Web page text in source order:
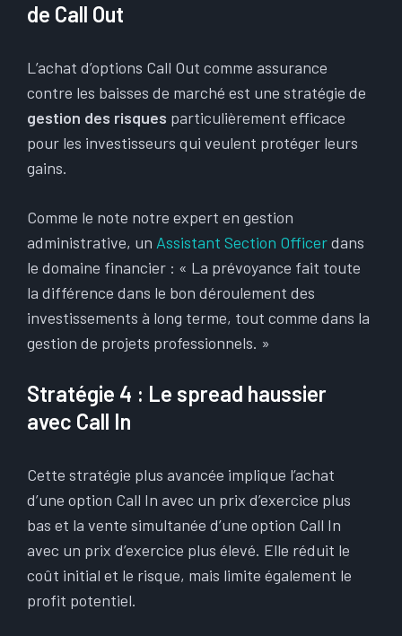
de Call Out
L’achat d’options Call Out comme assurance
contre les baisses de marché est une stratégie de
gestion des risques particulièrement efficace
pour les investisseurs qui veulent protéger leurs
gains.
Comme le note notre expert en gestion
administrative, un Assistant Section Officerdans
le domaine financier : « La prévoyance fait toute
la différence dans le bon déroulement des
investissements à long terme, tout comme dans la
gestion de projets professionnels. »
Stratégie 4 : Le spread haussier
avec Call In
Cette stratégie plus avancée implique l’achat
d’une option Call In avec un prix d’exercice plus
bas et la vente simultanée d’une option Call In
avec un prix d’exercice plus élevé. Elle réduit le
coût initial et le risque, mais limite également le
profit potentiel.